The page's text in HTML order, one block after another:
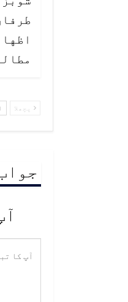
پچھلا